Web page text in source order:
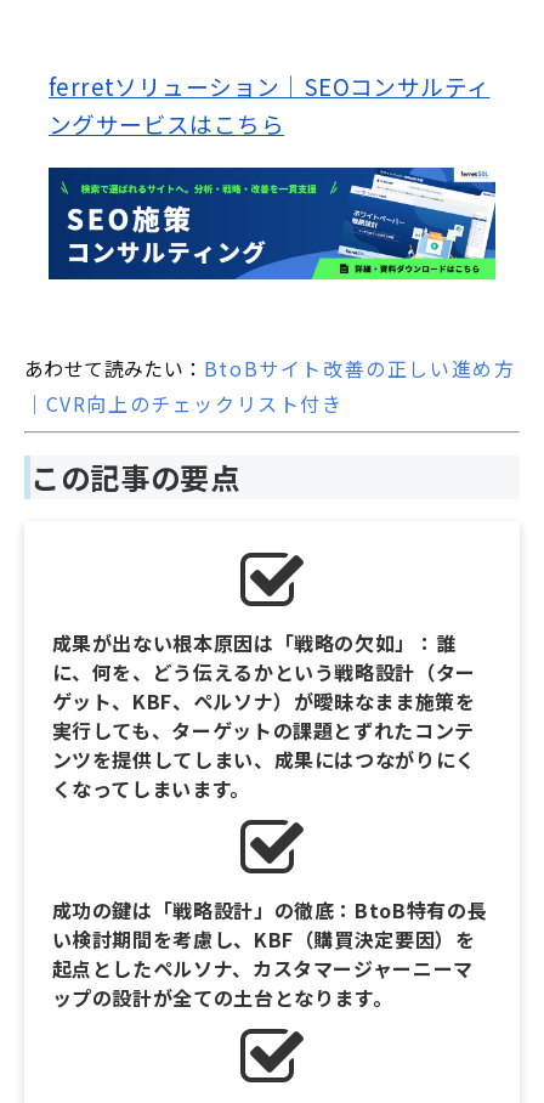
ferretソリューション｜SEOコンサルティ
ングサービスはこちら
あわせて読みたい： BtoBサイト改善の正しい進め方
｜CVR向上のチェックリスト付き
この記事の要点
成果が出ない根本原因は「戦略の欠如」：誰
に、何を、どう伝えるかという戦略設計（ター
ゲット、KBF、ペルソナ）が曖昧なまま施策を
実行しても、ターゲットの課題とずれたコンテ
ンツを提供してしまい、成果にはつながりにく
くなってしまいます。
成功の鍵は「戦略設計」の徹底：BtoB特有の長
い検討期間を考慮し、KBF（購買決定要因）を
起点としたペルソナ、カスタマージャーニーマ
ップの設計が全ての土台となります。